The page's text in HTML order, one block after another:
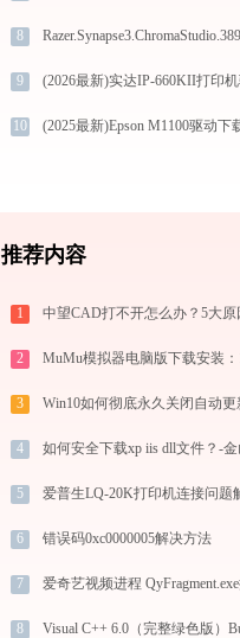
8
9
10
推荐内容
1
2
3
4 如何安全下载xp iis dll文件？-
5
6 错误码0xc0000005解决方法
7
8